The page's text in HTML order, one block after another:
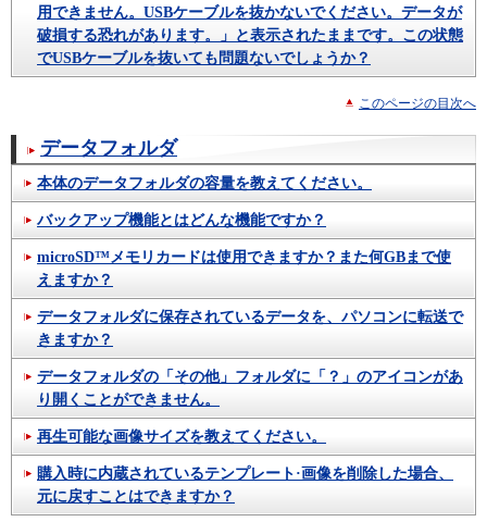
用できません。USBケーブルを抜かないでください。データが
破損する恐れがあります。」と表示されたままです。この状態
でUSBケーブルを抜いても問題ないでしょうか？
このページの目次へ
データフォルダ
本体のデータフォルダの容量を教えてください。
バックアップ機能とはどんな機能ですか？
microSD™メモリカードは使用できますか？また何GBまで使
えますか？
データフォルダに保存されているデータを、パソコンに転送で
きますか？
データフォルダの「その他」フォルダに「？」のアイコンがあ
り開くことができません。
再生可能な画像サイズを教えてください。
購入時に内蔵されているテンプレート·画像を削除した場合、
元に戻すことはできますか？